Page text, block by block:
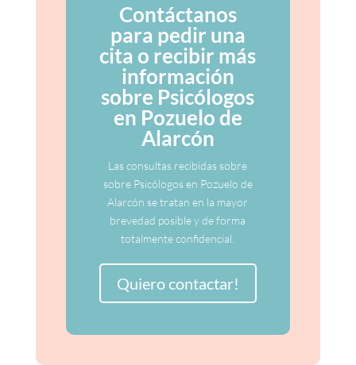
Contáctanos
para pedir una
cita o recibir más
información
sobre Psicólogos
en Pozuelo de
Alarcón
Las consultas recibidas sobre
sobre Psicólogos en Pozuelo de
Alarcón se tratan en la mayor
brevedad posible y de forma
totalmente confidencial.
Quiero contactar!